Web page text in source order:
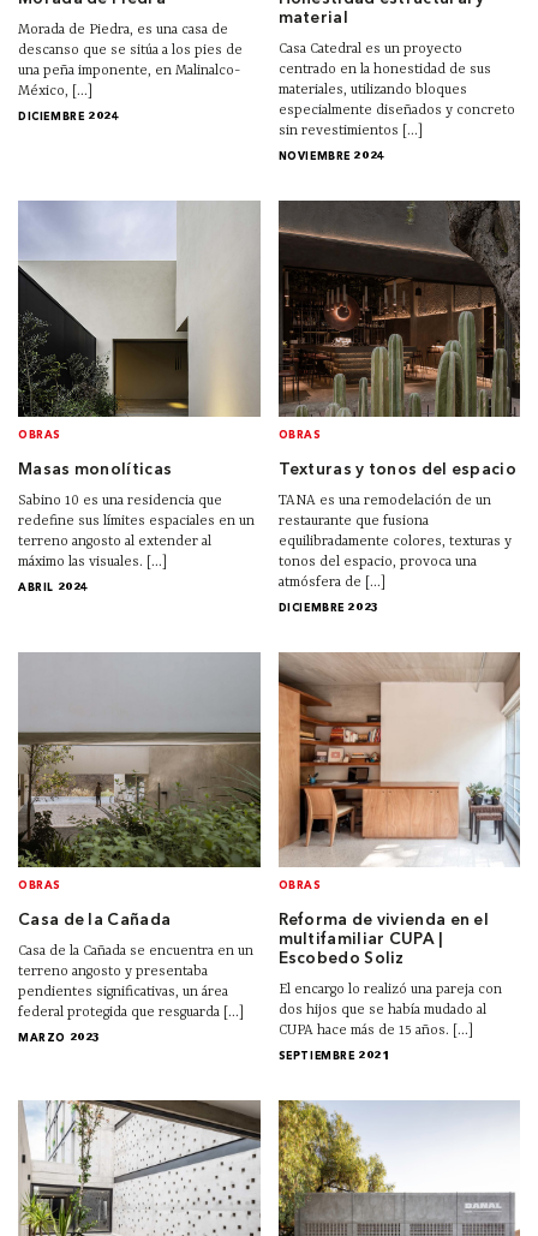
Morada de Piedra, es una casa de
descanso que se sitúa a los pies de
una peña imponente, en Malinalco-
México, [...]
DICIEMBRE 2024
material
Casa Catedral es un proyecto
centrado en la honestidad de sus
materiales, utilizando bloques
especialmente diseñados y concreto
sin revestimientos [...]
NOVIEMBRE 2024
OBRAS
Masas monolíticas
Sabino 10 es una residencia que
redefine sus límites espaciales en un
terreno angosto al extender al
máximo las visuales. [...]
ABRIL 2024
OBRAS
Texturas y tonos del espacio
TANA es una remodelación de un
restaurante que fusiona
equilibradamente colores, texturas y
tonos del espacio, provoca una
atmósfera de [...]
DICIEMBRE 2023
OBRAS
Casa de la Cañada
Casa de la Cañada se encuentra en un
terreno angosto y presentaba
pendientes significativas, un área
federal protegida que resguarda [...]
MARZO 2023
OBRAS
Reforma de vivienda en el
multifamiliar CUPA |
Escobedo Soliz
El encargo lo realizó una pareja con
dos hijos que se había mudado al
CUPA hace más de 15 años. [...]
SEPTIEMBRE 2021